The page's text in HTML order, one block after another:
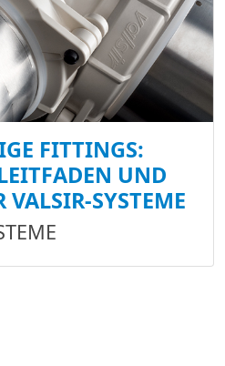
FITTINGS:
UND
VALSIR-SYSTEME